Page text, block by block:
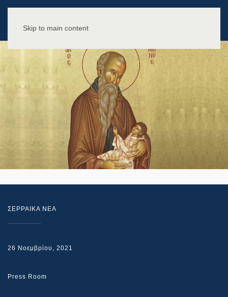
Skip to main content
ΣΕΡΡΑΙΚΑ ΝΕΑ
26 Νοεμβρίου, 2021
Press Room